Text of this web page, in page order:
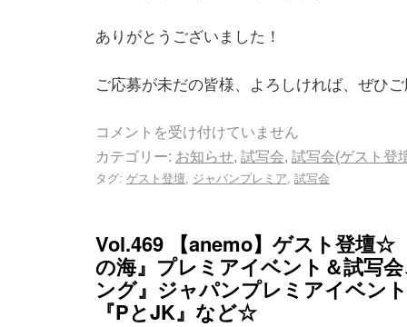
ありがとうございました！
ご応募が未だの皆様、よろしければ、ぜひ
コメントを受け付けていません
カテゴリー: お知らせ, 試写会, 試写会(ゲスト登
タグ: ゲスト登壇 ジャパンプレミア 試写会
Vol.469 【anemo】ゲスト登壇☆
の海』プレミアイベント＆試写
ング』ジャパンプレミアイベン
『PとJK』など☆